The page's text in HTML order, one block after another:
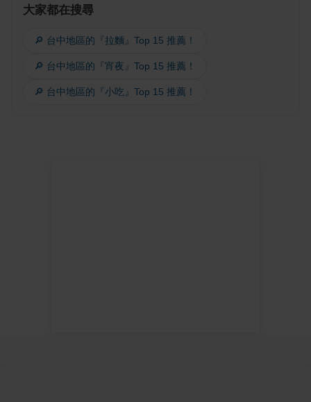
大家都在搜尋
🔎 台中地區的『拉麵』Top 15 推薦！
🔎 台中地區的『宵夜』Top 15 推薦！
🔎 台中地區的『小吃』Top 15 推薦！